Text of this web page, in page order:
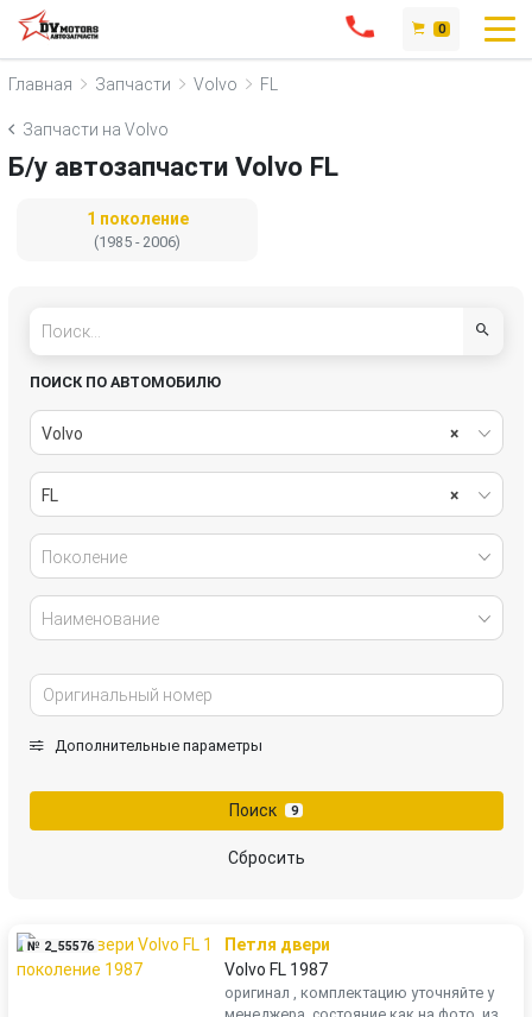
0
Главная Запчасти Volvo FL
Запчасти на Volvo
Б/у автозапчасти Volvo FL
1 поколение
(1985 - 2006)
ПОИСК ПО АВТОМОБИЛЮ
×
Volvo
×
FL
Поколение
Наименование
Дополнительные параметры
Поиск 9
Сбросить
№ 2_55576
Петля двери
Volvo FL 1987
оригинал , комплектацию уточняйте у